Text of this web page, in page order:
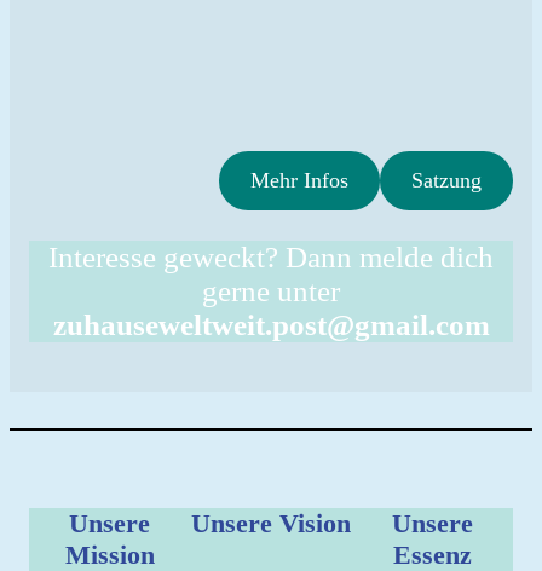
Mehr Infos Satzung
Interesse geweckt? Dann melde dich
gerne unter
zuhauseweltweit.post@gmail.com
Unsere
Mission
Unsere Vision
Unsere
Essenz